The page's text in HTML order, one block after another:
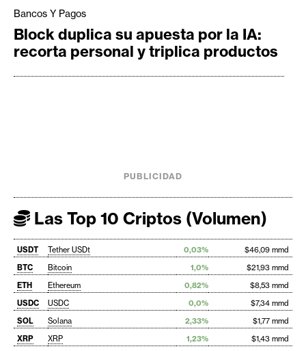
Bancos Y Pagos
Block duplica su apuesta por la IA:
recorta personal y triplica productos
PUBLICIDAD
Las Top 10 Criptos (Volumen)
USDT Tether USDt 0,03%
$46,09 mmd
BTC
Bitcoin 1,0%
$21,93 mmd
ETH
Ethereum 0,82%
$8,53 mmd
USDC
USDC 0,0%
$7,34 mmd
SOL
Solana 2,33%
$1,77 mmd
XRP
XRP 1,23%
$1,43 mmd